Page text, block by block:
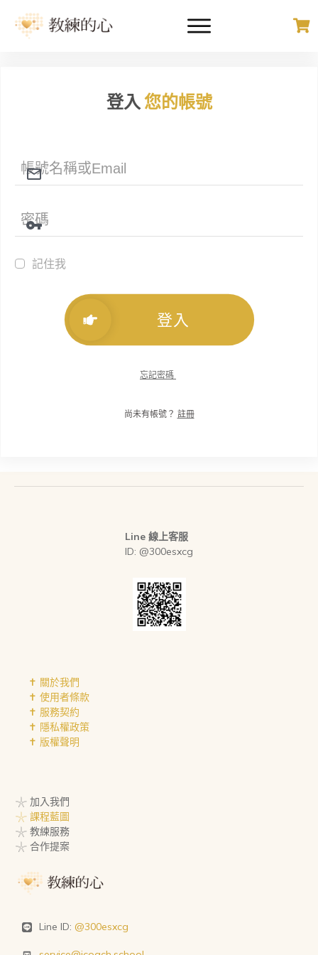
登入您的帳號
記住我
登入
忘記密碼
尚未有帳號？ 註冊
Line 線上客服
ID: @300esxcg
✝︎ 關於我們
✝︎ 使用者條款
✝︎ 服務契約
✝︎ 隱私權政策
✝︎ 版權聲明
𓇼 加入我們
𓇼 課程藍圖
𓇼 教練服務
𓇼 合作提案
Line ID: @300esxcg